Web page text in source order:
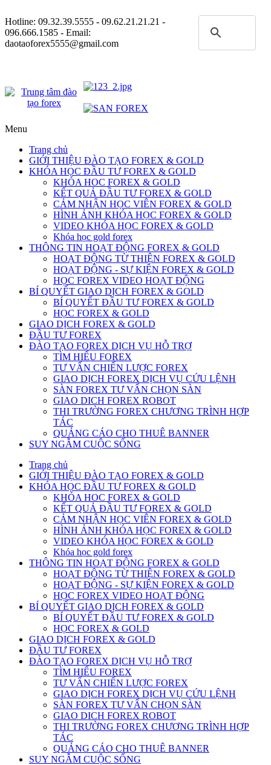
Hotline: 09.32.39.5555 - 09.62.21.21.21 -
096.666.1585 - Email:
daotaoforex5555@gmail.com
Menu
Trang chủ
GIỚI THIỆU ĐÀO TẠO FOREX & GOLD
KHÓA HỌC ĐẦU TƯ FOREX & GOLD
KHÓA HOC FOREX & GOLD
KẾT QUẢ ĐẦU TƯ FOREX & GOLD
CẢM NHẬN HỌC VIÊN FOREX & GOLD
HÌNH ẢNH KHÓA HỌC FOREX & GOLD
VIDEO KHÓA HỌC FOREX & GOLD
Khóa học gold forex
THÔNG TIN HOẠT ĐỘNG FOREX & GOLD
HOẠT ĐỘNG TỪ THIỆN FOREX & GOLD
HOẠT ĐỘNG - SỰ KIỆN FOREX & GOLD
HỌC FOREX VIDEO HOẠT ĐỘNG
BÍ QUYẾT GIAO DỊCH FOREX & GOLD
BÍ QUYẾT ĐẦU TƯ FOREX & GOLD
HỌC FOREX & GOLD
GIAO DỊCH FOREX & GOLD
ĐẦU TƯ FOREX
ĐÀO TẠO FOREX DỊCH VỤ HỖ TRỢ
TÌM HIỂU FOREX
TƯ VẤN CHIẾN LƯỢC FOREX
GIAO DỊCH FOREX DỊCH VỤ CỨU LỆNH
SÀN FOREX TƯ VẤN CHỌN SÀN
GIAO DICH FOREX ROBOT
THI TRƯỜNG FOREX CHƯƠNG TRÌNH HỢP
TÁC
QUẢNG CÁO CHO THUÊ BANNER
SUY NGẪM CUỘC SỐNG
Trang chủ
GIỚI THIỆU ĐÀO TẠO FOREX & GOLD
KHÓA HỌC ĐẦU TƯ FOREX & GOLD
KHÓA HOC FOREX & GOLD
KẾT QUẢ ĐẦU TƯ FOREX & GOLD
CẢM NHẬN HỌC VIÊN FOREX & GOLD
HÌNH ẢNH KHÓA HỌC FOREX & GOLD
VIDEO KHÓA HỌC FOREX & GOLD
Khóa học gold forex
THÔNG TIN HOẠT ĐỘNG FOREX & GOLD
HOẠT ĐỘNG TỪ THIỆN FOREX & GOLD
HOẠT ĐỘNG - SỰ KIỆN FOREX & GOLD
HỌC FOREX VIDEO HOẠT ĐỘNG
BÍ QUYẾT GIAO DỊCH FOREX & GOLD
BÍ QUYẾT ĐẦU TƯ FOREX & GOLD
HỌC FOREX & GOLD
GIAO DỊCH FOREX & GOLD
ĐẦU TƯ FOREX
ĐÀO TẠO FOREX DỊCH VỤ HỖ TRỢ
TÌM HIỂU FOREX
TƯ VẤN CHIẾN LƯỢC FOREX
GIAO DỊCH FOREX DỊCH VỤ CỨU LỆNH
SÀN FOREX TƯ VẤN CHỌN SÀN
GIAO DICH FOREX ROBOT
THI TRƯỜNG FOREX CHƯƠNG TRÌNH HỢP
TÁC
QUẢNG CÁO CHO THUÊ BANNER
SUY NGẪM CUỘC SỐNG